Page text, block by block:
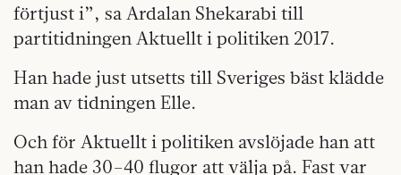
förtjust i”, sa Ardalan Shekarabi till
partitidningen Aktuellt i politiken 2017.
Han hade just utsetts till Sveriges bäst klädde
man av tidningen Elle.
Och för Aktuellt i politiken avslöjade han att
han hade 30–40 flugor att välja på. Fast var